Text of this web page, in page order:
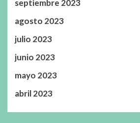
septiembre 2023
agosto 2023
julio 2023
junio 2023
mayo 2023
abril 2023